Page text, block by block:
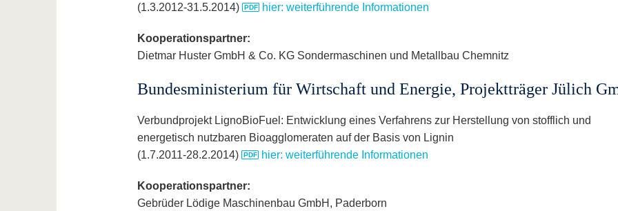
(1.3.2012-31.5.2014)
hier: weiterführende Informationen
Kooperationspartner:
Dietmar Huster GmbH & Co. KG Sondermaschinen und Metallbau Chemnitz
Bundesministerium für Wirtschaft und Energie, Projektträger Jülich
Verbundprojekt LignoBioFuel: Entwicklung eines Verfahrens zur Herstellung von stofflich und
energetisch nutzbaren Bioagglomeraten auf der Basis von Lignin
(1.7.2011-28.2.2014)
hier: weiterführende Informationen
Kooperationspartner:
Gebrüder Lödige Maschinenbau GmbH, Paderborn